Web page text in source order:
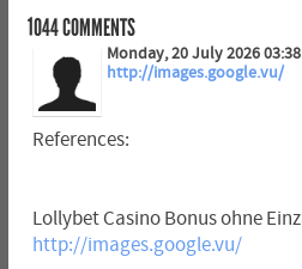
1044COMMENTS
Monday, 20 July 2026 03:38
http://images.google.vu/
References:
Lollybet Casino Bonus ohne
http://images.google.vu/